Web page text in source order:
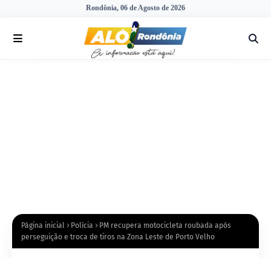
Rondônia, 06 de Agosto de 2026
Página inicial Polícia
PM recupera motocicleta roubada após
perseguição e troca de tiros na Zona Leste de Porto Velho